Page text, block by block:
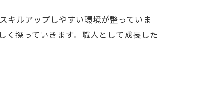
キルアップしやすい環境が整っていま
探っていきます。職人として成長した